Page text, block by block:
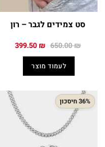
סט צמידים לגבר – רון
650.00₪ המחיר
650.00 ₪.
399.50 ₪ המחיר
לעמוד מוצר
36% חיסכון